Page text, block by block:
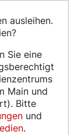
ausleihen.
Sie eine
Main und
Bitte
und
.